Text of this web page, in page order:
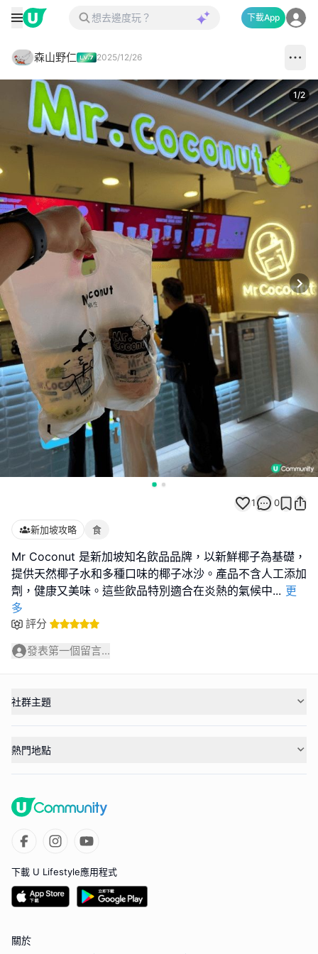
下載App
森山野仁 2025/12/26
1/2
1 0
新加坡攻略 食
Mr Coconut 是新加坡知名飲品品牌，以新鮮椰子為基礎，
提供天然椰子水和多種口味的椰子冰沙。產品不含人工添加
劑，健康又美味。這些飲品特別適合在炎熱的氣候中... 更
多
評分
發表第一個留言...
社群主題
熱門地點
下載 U Lifestyle應用程式
關於